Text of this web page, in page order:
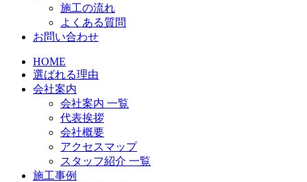
施工の流れ
よくある質問
お問い合わせ
HOME
選ばれる理由
会社案内
会社案内 一覧
代表挨拶
会社概要
アクセスマップ
スタッフ紹介 一覧
施工事例